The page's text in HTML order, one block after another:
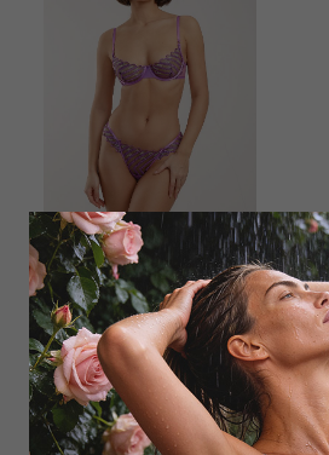
SHIKKOSA
Бюстгальтер классический
мягкий
2 529₽ 8 500₽